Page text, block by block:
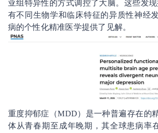
亚组特异性的方式调控了大脑。这些发
有不同生物学和临床特征的异质性神经
病的个性化精准医学提供了见解。
重度抑郁症（MDD）是一种普遍存在的
体从青春期至成年晚期，其全球患病率